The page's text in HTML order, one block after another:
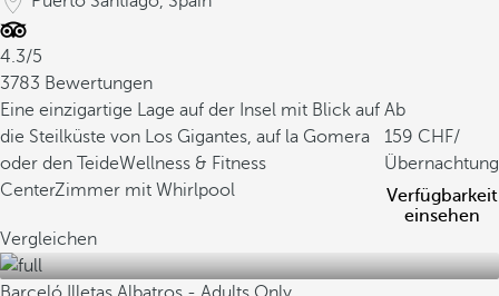
4.3/5
3783 Bewertungen
Eine einzigartige Lage auf der Insel mit Blick auf
die Steilküste von Los Gigantes, auf la Gomera
oder den TeideWellness & Fitness
CenterZimmer mit Whirlpool
Ab
159
/
Übernachtung
Verfügbarkeit
einsehen
Vergleichen